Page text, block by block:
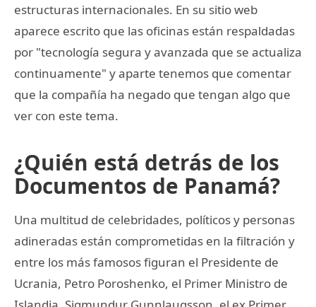
estructuras internacionales. En su sitio web
aparece escrito que las oficinas están respaldadas
por "tecnología segura y avanzada que se actualiza
continuamente" y aparte tenemos que comentar
que la compañía ha negado que tengan algo que
ver con este tema.
¿Quién está detrás de los
Documentos de Panamá?
Una multitud de celebridades, políticos y personas
adineradas están comprometidas en la filtración y
entre los más famosos figuran el Presidente de
Ucrania, Petro Poroshenko, el Primer Ministro de